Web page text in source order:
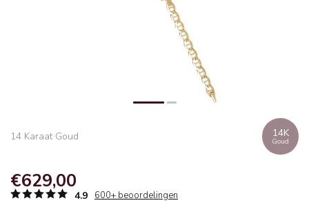
14 Karaat Goud 14K
Goud
€629,00
4.9 600+ beoordelingen